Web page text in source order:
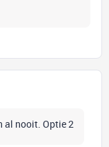
al nooit. Optie 2